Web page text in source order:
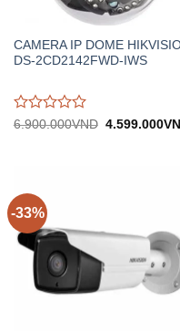
CAMERA IP DOME
DS-2CD2142FWD-IWS
Được
5
6.900.000VND Giá
4.599.000
-33%